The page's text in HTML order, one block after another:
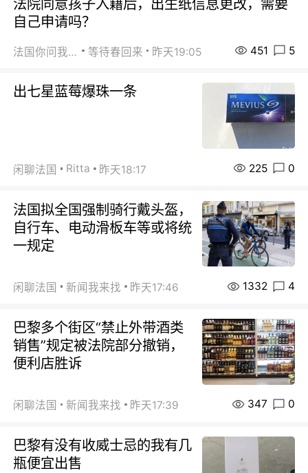
法院同意孩子入籍后，出生纸信息更改，需要
自己申请吗？
法国你问我答 等待春回来 昨天19:05 451 5
出七星蓝莓爆珠一条
闲聊法国 Ritta 昨天18:17 225 0
法国拟全国强制骑行戴头盔，
自行车、电动滑板车等或将统
一规定
闲聊法国 新闻我来找 昨天17:46 1332 4
巴黎多个街区“禁止外带酒类
销售”规定被法院部分撤销，
便利店胜诉
闲聊法国 新闻我来找 昨天17:39 347 0
巴黎有没有收威士忌的我有几
瓶便宜出售